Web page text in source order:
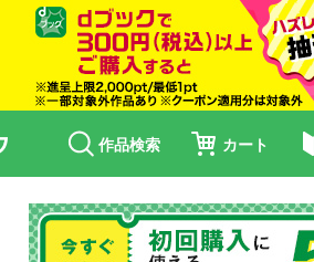
作品検索 カート